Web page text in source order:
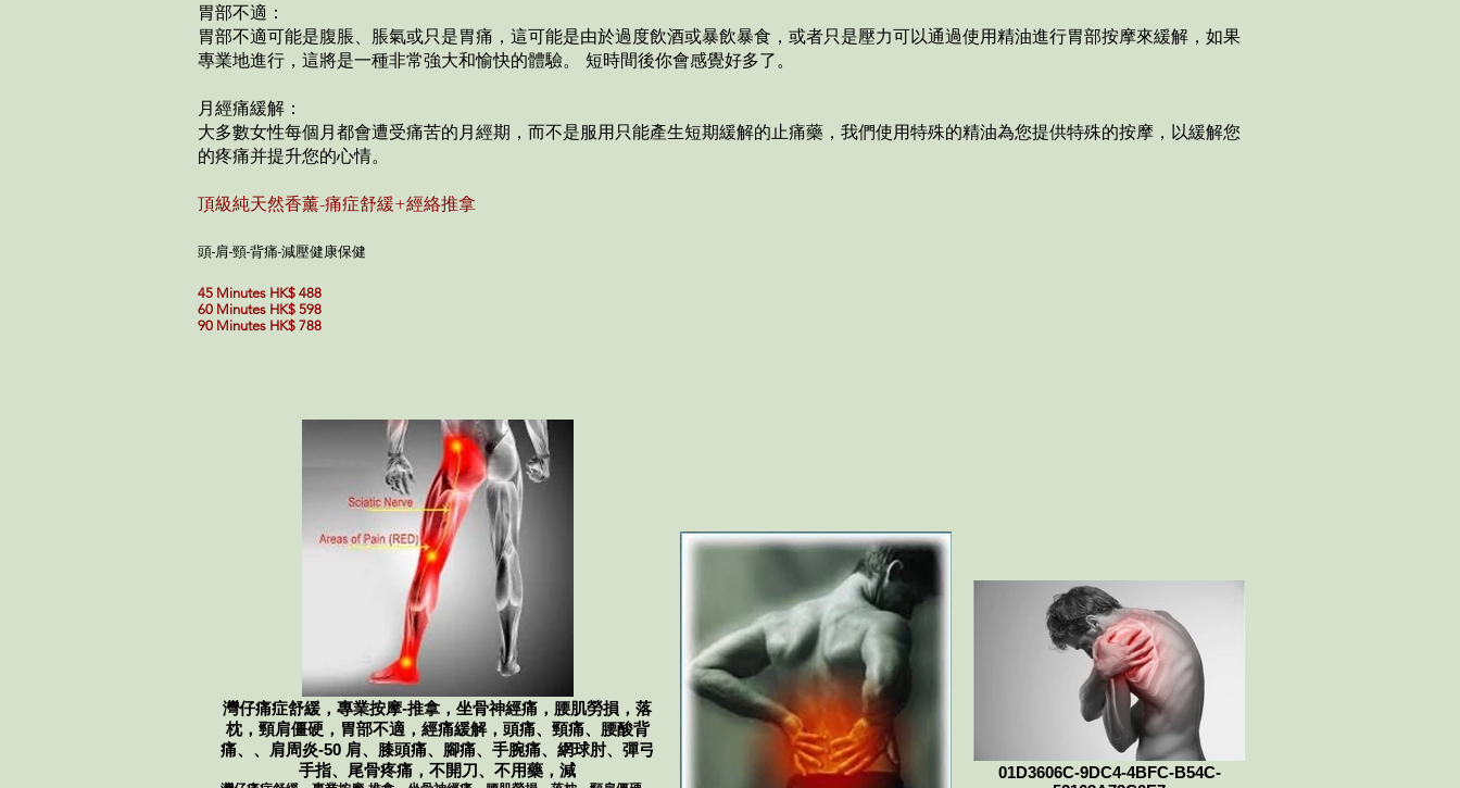
胃部不適：
胃部不適可能是腹脹、脹氣或只是胃痛，這可能是由於過度飲酒或暴飲暴食，或者只是壓力可以通過使用精油進行胃部按摩來緩解，如果
專業地進行，這將是一種非常強大和愉快的體驗。 短時間後你會感覺好多了。
月經痛緩解：
大多數女性每個月都會遭受痛苦的月經期，而不是服用只能產生短期緩解的止痛藥，我們使用特殊的精油為您提供特殊的按摩，以緩解您
的疼痛并提升您的心情。
頂級純天然香薰-痛症舒緩+經絡推拿
頭-肩-頸-背痛-減壓健康保健
45 Minutes HK$ 488
60 Minutes HK$ 598
90 Minutes HK$ 788
灣仔痛症舒緩，​專業按摩-推拿，坐骨神經痛，腰肌勞損，落
枕，頸肩僵硬，胃部不適，經痛緩解，頭痛、頸痛、腰酸背
痛、、肩周炎-50 肩、膝頭痛、腳痛、手腕痛、網球肘、彈弓
手指、尾骨疼痛，不開刀、不用藥，減
01D3606C-9DC4-4BFC-B54C-